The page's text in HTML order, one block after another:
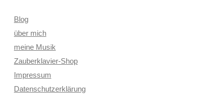
Blog
über mich
meine Musik
Zauberklavier-Shop
Impressum
Datenschutzerklärung